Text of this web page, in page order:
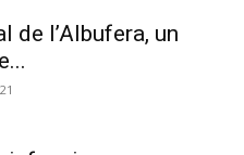
de l’Albufera, un